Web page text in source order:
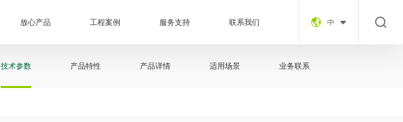
放心产品 工程案例 服务支持 联系我们 中
技术参数 产品特性 产品详情 适用场景 业务联系